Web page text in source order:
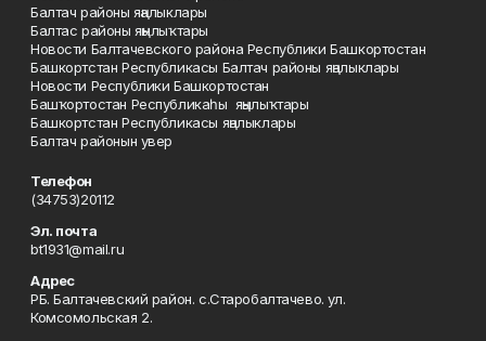
Балтач районы яңалыклары
Балтас районы яңылыҡтары
Новости Балтачевского района Республики Башкортостан
Башкортстан Республикасы Балтач районы яңалыклары
Новости Республики Башкортостан
Башҡортостан Республикаһы яңылыҡтары
Башкортстан Республикасы яңалыклары
Балтач районын увер
Телефон
(34753)20112
Эл. почта
bt1931@mail.ru
Адрес
РБ. Балтачевский район. с.Старобалтачево. ул.
Комсомольская 2.